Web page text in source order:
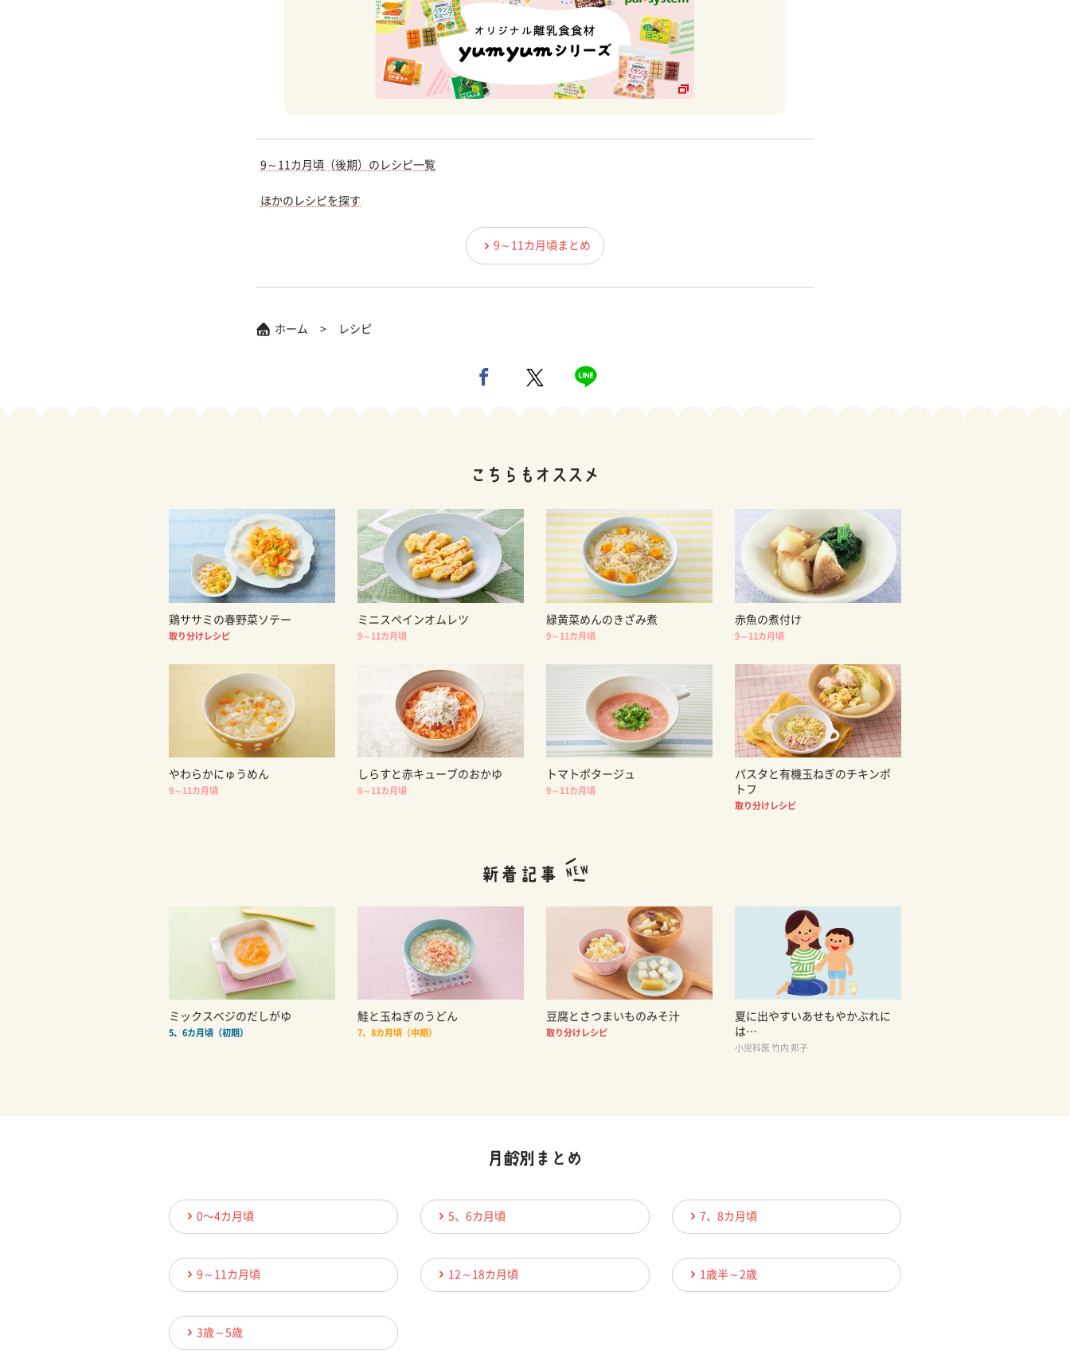
9～11カ月頃（後期）のレシピ一覧
ほかのレシピを探す
9～11カ月頃まとめ
ホーム レシピ
鶏ササミの春野菜ソテー
取り分けレシピ
ミニスペインオムレツ
9～11カ月頃
緑黄菜めんのきざみ煮
9～11カ月頃
赤魚の煮付け
9～11カ月頃
やわらかにゅうめん
9～11カ月頃
しらすと赤キューブのおかゆ
9～11カ月頃
トマトポタージュ
9～11カ月頃
パスタと有機玉ねぎのチキンポ
トフ
取り分けレシピ
ミックスベジのだしがゆ
5、6カ月頃（初期）
鮭と玉ねぎのうどん
7、8カ月頃（中期）
豆腐とさつまいものみそ汁
取り分けレシピ
夏に出やすいあせもやかぶれに
は…
小児科医 竹内 邦子
0〜4カ月頃 5、6カ月頃 7、8カ月頃
9～11カ月頃 12～18カ月頃 1歳半～2歳
3歳～5歳